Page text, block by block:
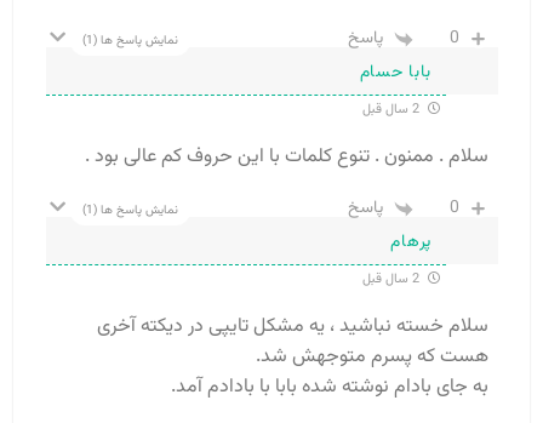
0 پاسخ نمایش پاسخ ها(1)
بابا حسام
2 سال قبل
سلام . ممنون . تنوع کلمات با این حروف کم عالی بود .
0 پاسخ نمایش پاسخ ها(1)
پرهام
2 سال قبل
سلام خسته نباشید ، یه مشکل تایپی در دیکته آخری
هست که پسرم متوجهش شد.
به جای بادام نوشته شده بابا با بادادم آمد.